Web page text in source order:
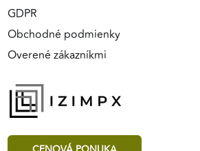
GDPR
Obchodné podmienky
Overené zákazníkmi